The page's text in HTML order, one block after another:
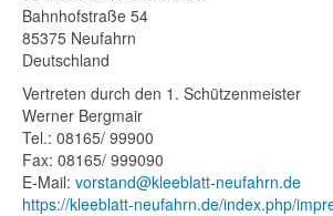
Bahnhofstraße 54
85375 Neufahrn
Deutschland
Vertreten durch den 1. Schützenmeister
Werner Bergmair
Tel.: 08165/ 99900
Fax: 08165/ 999090
E-Mail: vorstand@kleeblatt-neufahrn.de
https://kleeblatt-neufahrn.de/index.php/